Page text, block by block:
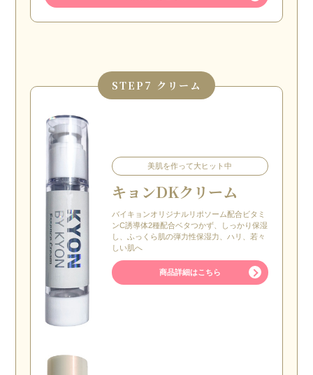
STEP 7 クリーム
美肌を作って大ヒット中
キョンDKクリーム
バイキョンオリジナルリポソーム配合ビタミ
ンC誘導体2種配合ベタつかず、しっかり保湿
し、ふっくら肌の弾力性保湿力、ハリ、若々
しい肌へ
商品詳細はこちら